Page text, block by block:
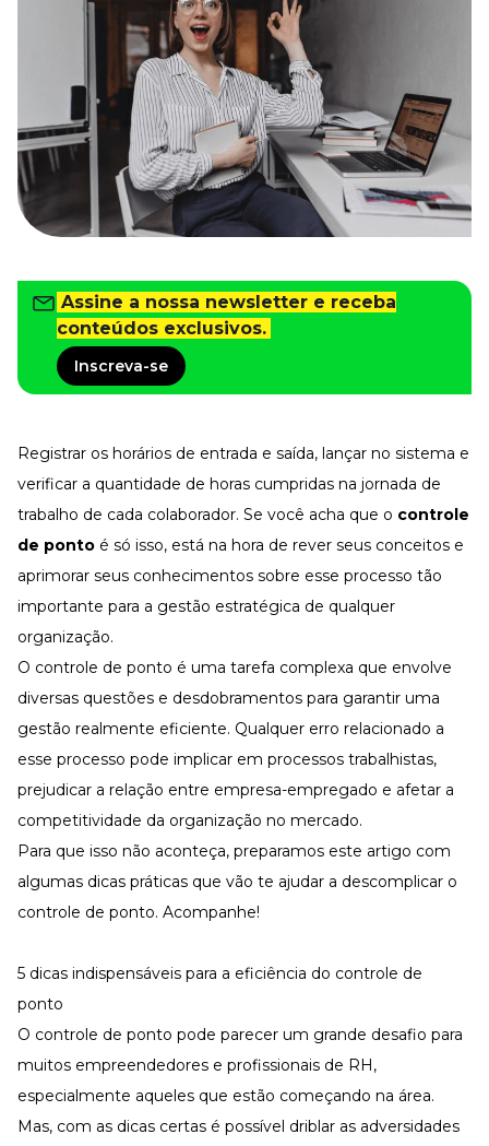
Tudo para facilitar a rotina
VR na Imprensa
Cursos
Cursos
Todos os Cursos
Explore o nosso acervo
Para simplificar os processos
Gestão de Empresas e Negócios
Eleve os resultados da organização
Gestão de Pessoas e Liderança
Capacitação com especialistas
Treinamento de Produto
Desenvolva a sua equipe
Materiais Gratuitos
Confira nossos materiais
E-book
Aprofunde seu conhecimento
Ferramentas e Templates
Para agilizar o seu trabalho
Infográfico
Conteúdo prático e rápido
Kits
Materiais centralizados
Lives
Assine a nossa newsletter e receba
conteúdos exclusivos.
Inscreva-se
Registrar os horários de entrada e saída, lançar no sistema e
verificar a quantidade de horas cumpridas na jornada de
trabalho de cada colaborador. Se você acha que o controle
de ponto é só isso, está na hora de rever seus conceitos e
aprimorar seus conhecimentos sobre esse processo tão
importante para a gestão estratégica de qualquer
organização.
O controle de ponto é uma tarefa complexa que envolve
diversas questões e desdobramentos para garantir uma
gestão realmente eficiente. Qualquer erro relacionado a
esse processo pode implicar em processos trabalhistas,
prejudicar a relação entre empresa-empregado e afetar a
competitividade da organização no mercado.
Para que isso não aconteça, preparamos este artigo com
algumas dicas práticas que vão te ajudar a descomplicar o
controle de ponto. Acompanhe!
5 dicas indispensáveis para a eficiência do controle de
ponto
O controle de ponto pode parecer um grande desafio para
muitos empreendedores e profissionais de RH,
especialmente aqueles que estão começando na área.
Mas, com as dicas certas é possível driblar as adversidades